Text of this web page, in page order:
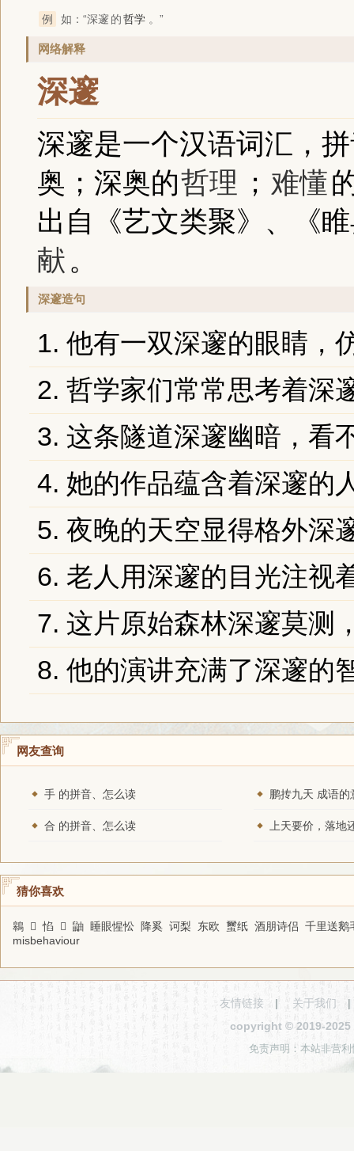
例 如：“深邃 的哲学 。”
网络解释
深邃
深邃是一个汉语词汇，
奥；深奥的哲理 ； 难懂
出自《艺文类聚》、《
献。
深邃造句
1. 他有一双深邃的眼睛，
2. 哲学家们常常思考着深
3. 这条隧道深邃幽暗，看
4. 她的作品蕴含着深邃的
5. 夜晚的天空显得格外深
6. 老人用深邃的目光注视
7. 这片原始森林深邃莫测
8. 他的演讲充满了深邃的
网友查询
手 的拼音、怎么读 鹏抟九天 成语的
合 的拼音、怎么读
猜你喜欢
鷎 𡕹 惂 𣹟 鼬 睡眼惺忪 降奚 诃梨 东欧 蠒纸 酒朋诗侣 千里送鹅
misbehaviour
友情链接 | 关于我们
copyright © 2019-2025
免责声明：本站非营